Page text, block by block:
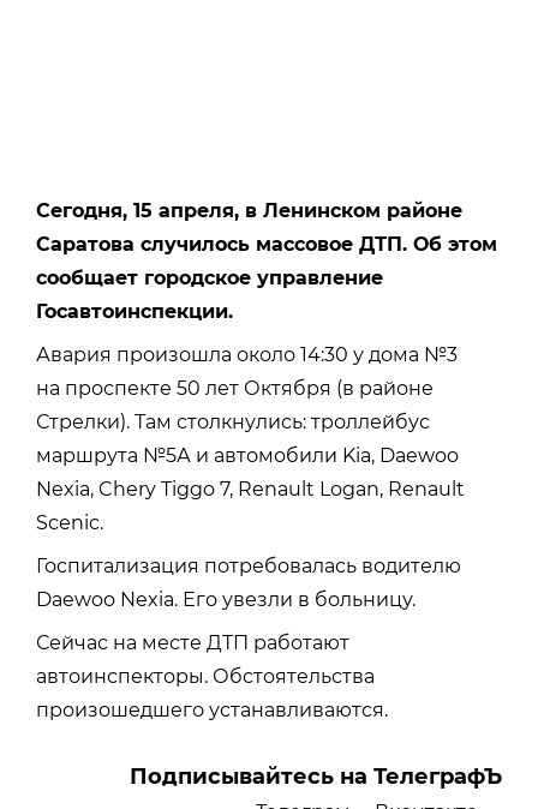
Сегодня, 15 апреля, в Ленинском районе
Саратова случилось массовое ДТП. Об этом
сообщает городское управление
Госавтоинспекции.
Авария произошла около 14:30 у дома №3
на проспекте 50 лет Октября (в районе
Стрелки). Там столкнулись: троллейбус
маршрута №5А и автомобили Kia, Daewoo
Nexia, Chery Tiggo 7, Renault Logan, Renault
Sсеnic.
Госпитализация потребовалась водителю
Daewoo Nexia. Его увезли в больницу.
Сейчас на месте ДТП работают
автоинспекторы. Обстоятельства
произошедшего устанавливаются.
Подписывайтесь на ТелеграфЪ